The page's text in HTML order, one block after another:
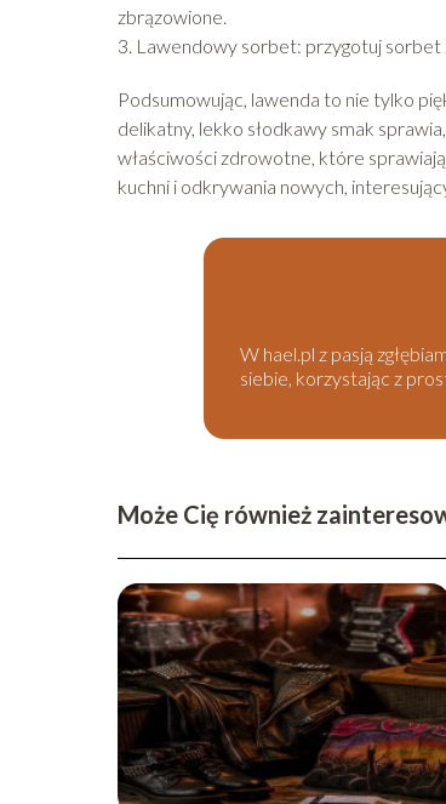
zbrązowione.
3. Lawendowy sorbet: przygotuj sorbet
Podsumowując, lawenda to nie tylko
delikatny, lekko słodkawy smak
właściwości zdrowotne, które
kuchni i odkrywania nowych,
W hael.pl z pasją
siebie, korzystając z
Może Cię również